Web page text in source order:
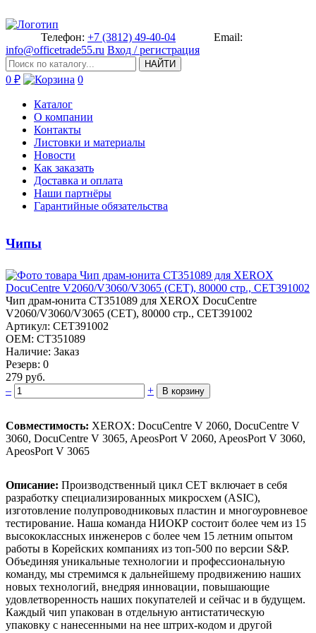
Телефон: +7 (3812) 49-40-04
Email:
info@officetrade55.ru Вход / регистрация
НАЙТИ
0 ₽ 0
Каталог
О компании
Контакты
Листовки и материалы
Новости
Как заказать
Доставка и оплата
Наши партнёры
Гарантийные обязательства
Чипы
Ч­ип драм-юнита CT351089 для XER­OX DocuCentre
V2060/V3060/V306­5 (CET), 80000 стр., CET391002­
Артикул: CET391002
OEM: CT351089
Наличие: Заказ
Резерв: 0
279 руб.
–
+ В корзину
Совместимость: XEROX: DocuCentre V 2060, DocuCentre V
3060, DocuCentre V 3065, ApeosPort V 2060, ApeosPort V 3060,
ApeosPort V 3065
Описание: Производственный цикл CET включает в себя
разработку специализированных микросхем (ASIC),
изготовление полупроводниковых пластин и многоуровневое
тестирование. Наша команда НИОКР состоит более чем из 15
высококлассных инженеров с более чем 15 летним опытом
работы в Корейских компаниях из топ-500 по версии S&P.
Объединяя уникальные технологии и профессиональную
команду, мы стремимся к дальнейшему продвижению наших
новых технологий, внедряя инновации, повышающие
удовлетворенность наших покупателей и сейчас и в будущем.
Каждый чип упакован в отдельную антистатическую
упаковку с нанесенными на нее штрих-кодом и другой